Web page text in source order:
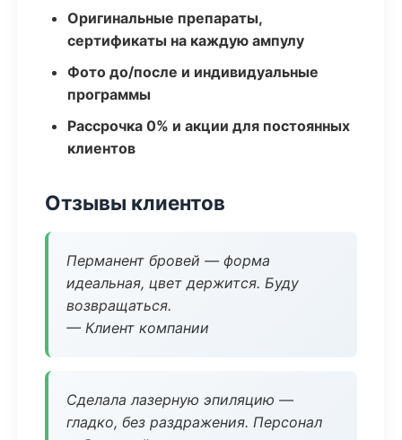
Оригинальные препараты,
сертификаты на каждую ампулу
Фото до/после и индивидуальные
программы
Рассрочка 0% и акции для постоянных
клиентов
Отзывы клиентов
Перманент бровей — форма
идеальная, цвет держится. Буду
возвращаться.
— Клиент компании
Сделала лазерную эпиляцию —
гладко, без раздражения. Персонал